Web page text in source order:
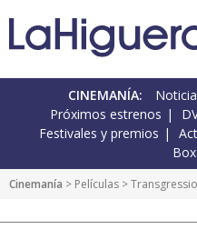
CINEMANÍA:
Próximos estrenos
Festivales y premios
Cinemanía > Películas >